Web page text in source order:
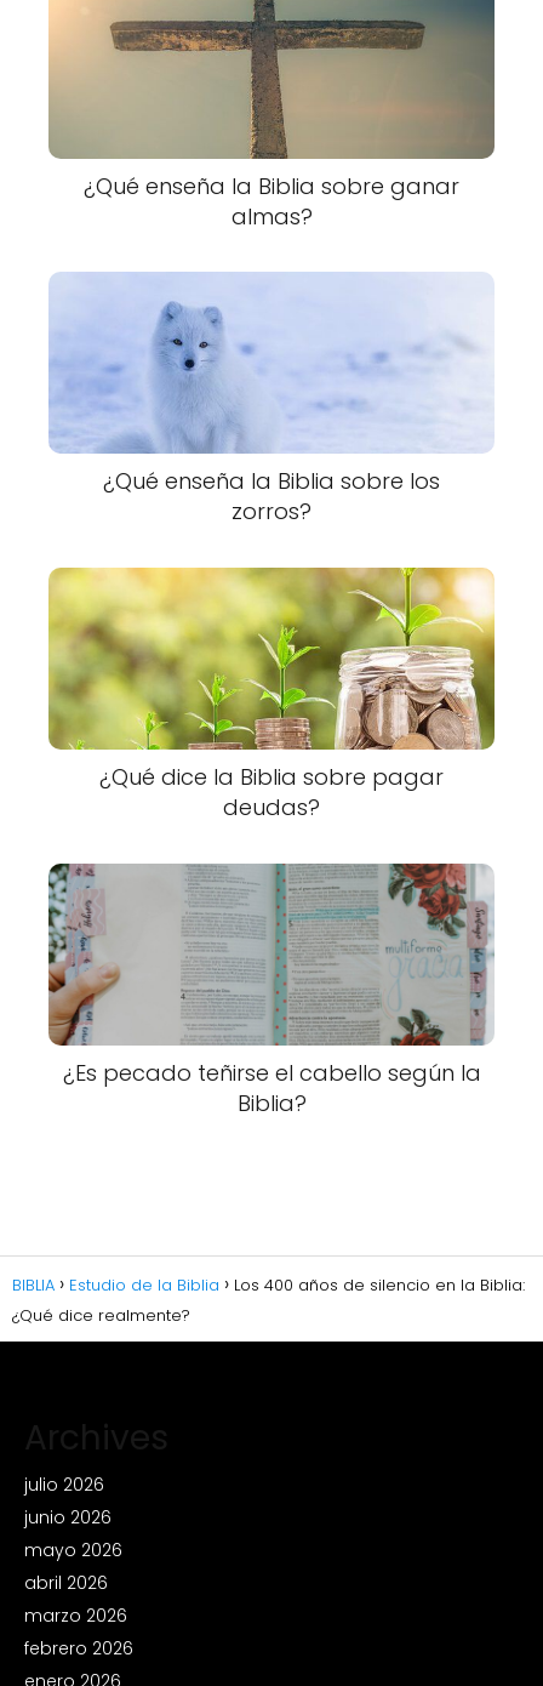
¿Qué enseña la Biblia sobre ganar
almas?
¿Qué enseña la Biblia sobre los
zorros?
¿Qué dice la Biblia sobre pagar
deudas?
¿Es pecado teñirse el cabello según la
Biblia?
BIBLIA Estudio de la Biblia
Los 400 años de silencio en la Biblia:
¿Qué dice realmente?
Archives
julio 2026
junio 2026
mayo 2026
abril 2026
marzo 2026
febrero 2026